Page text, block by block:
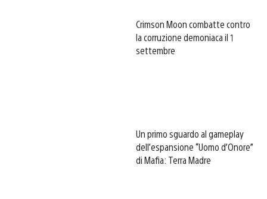
Crimson Moon combatte contro
la corruzione demoniaca il 1
settembre
Un primo sguardo al gameplay
dell’espansione “Uomo d’Onore”
di Mafia: Terra Madre